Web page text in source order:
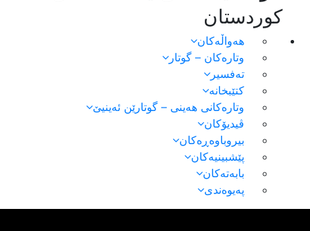
کوردستان
هەواڵەكان
وتارەکان – گوتار
تەفسیر
کتێبخانە
وتارەکانی هەینی – گوتارێن ئەینیێ
ڤیدیۆکان
بیروباوەڕەکان
پێشبینیەکان
بابەتەکان
پەیوەندی